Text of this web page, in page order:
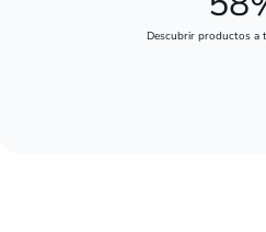
Descubrir productos a